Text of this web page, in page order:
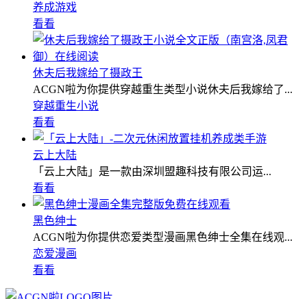
养成游戏
看看
休夫后我嫁给了摄政王
ACGN啦为你提供穿越重生类型小说休夫后我嫁给了...
穿越重生小说
看看
云上大陆
「云上大陆」是一款由深圳盟趣科技有限公司运...
看看
黑色绅士
ACGN啦为你提供恋爱类型漫画黑色绅士全集在线观...
恋爱漫画
看看